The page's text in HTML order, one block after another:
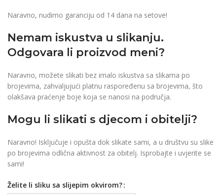
Naravno, nudimo garanciju od 14 dana na setove!
Nemam iskustva u slikanju.
Odgovara li proizvod meni?
Naravno, možete slikati bez imalo iskustva sa slikama po
brojevima, zahvaljujući platnu raspoređenu sa brojevima, što
olakšava praćenje boje koja se nanosi na područja.
Mogu li slikati s djecom i obitelji?
Naravno! Isključuje i opušta dok slikate sami, a u društvu su slike
po brojevima odlična aktivnost za obitelj. Isprobajte i uvjerite se
sami!
Želite li sliku sa slijepim okvirom?